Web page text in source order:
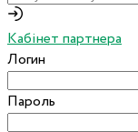
Кабінет партнера
Логин
Пароль